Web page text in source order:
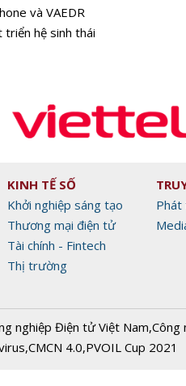
và VAEDR
triển hệ sinh thái
KINH TẾ SỐ
Khởi nghiệp sáng tạo
Thương mại điện tử
Tài chính - Fintech
Thị trường
Phát
nghiệp Điện tử Việt Nam,Công
,CMCN 4.0,PVOIL Cup 2021